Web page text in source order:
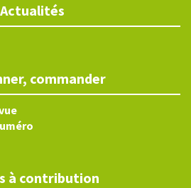
Actualités
commander
à contribution